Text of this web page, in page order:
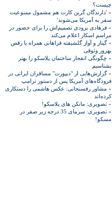
چیست؟
» 'دارندگان گرین کارت هم مشمول ممنوعیت
سفر به آمریکا می‌شوند'
» فرهادی بزودی تصمیم‌اش را برای حضور در
مراسم اسکار اعلام می‌کند
»گیتار و آواز گلشیفته فراهانی همراه با رقص
بهروز وثوقی
» چگونگی انفجار ساختمان پلاسکو را بهتر
بشناسیم
»گزارش‌هایی از "دیپورت" مسافران ایرانی در
فرودگاه‌های آمریکا پس از دستور ترامپ
» مشاور رفسنجانی: عکس هاشمی را دستکاری
کرده‌اند
» تصویری: مانکن های پلاسکو!
»
تصویری: سرمای 35 درجه زیر صفر در
مسکو!